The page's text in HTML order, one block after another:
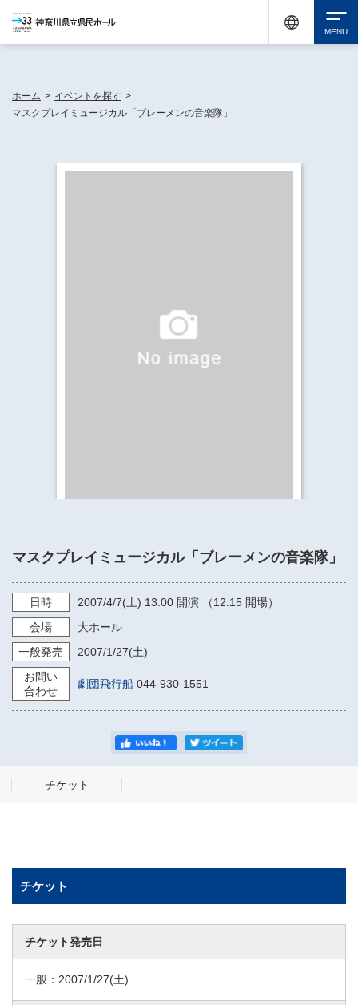
ホーム > イベントを探す >
マスクプレイミュージカル「ブレーメンの音楽隊」
マスクプレイミュージカル「ブレーメンの音楽隊」
日時 2007/4/7(土) 13:00 開演 （12:15 開場）
会場
大ホール
一般発売
2007/1/27(土)
お問い
合わせ
劇団飛行船 044-930-1551
チケット
チケット
チケット発売日
一般： 2007/1/27(土)